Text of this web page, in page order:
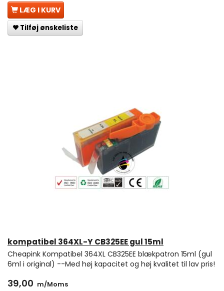
LÆG I KURV
Tilføj ønskeliste
kompatibel 364XL-Y CB325EE gul 15ml
Cheapink Kompatibel 364XL CB325EE blækpatron 15ml (gul
6ml i original) --Med høj kapacitet og høj kvalitet til lav pris!
39,00 m/Moms